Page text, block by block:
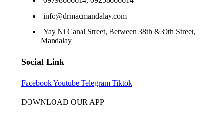
info@drmacmandalay.com
Yay Ni Canal Street, Between 38th &39th Street,
Mandalay
Social Link
FacebookYoutube Telegram Tiktok
DOWNLOAD OUR APP